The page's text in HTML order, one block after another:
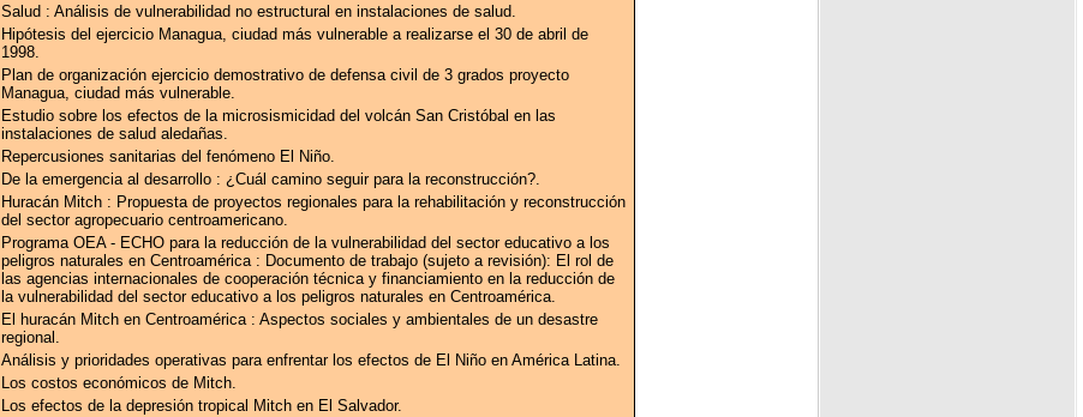
Salud : Análisis de vulnerabilidad no estructural en instalaciones de salud.
Hipótesis del ejercicio Managua, ciudad más vulnerable a realizarse el 30 de abril de
1998.
Plan de organización ejercicio demostrativo de defensa civil de 3 grados proyecto
Managua, ciudad más vulnerable.
Estudio sobre los efectos de la microsismicidad del volcán San Cristóbal en las
instalaciones de salud aledañas.
Repercusiones sanitarias del fenómeno El Niño.
De la emergencia al desarrollo : ¿Cuál camino seguir para la reconstrucción?.
Huracán Mitch : Propuesta de proyectos regionales para la rehabilitación y reconstrucción
del sector agropecuario centroamericano.
Programa OEA - ECHO para la reducción de la vulnerabilidad del sector educativo a los
peligros naturales en Centroamérica : Documento de trabajo (sujeto a revisión): El rol de
las agencias internacionales de cooperación técnica y financiamiento en la reducción de
la vulnerabilidad del sector educativo a los peligros naturales en Centroamérica.
El huracán Mitch en Centroamérica : Aspectos sociales y ambientales de un desastre
regional.
Análisis y prioridades operativas para enfrentar los efectos de El Niño en América Latina.
Los costos económicos de Mitch.
Los efectos de la depresión tropical Mitch en El Salvador.